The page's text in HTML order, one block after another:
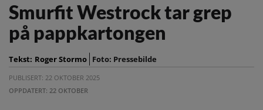
Smurfit Westrock tar grep
på pappkartongen
Tekst: Roger Stormo Foto: Pressebilde
PUBLISERT: 22 OKTOBER 2025
OPPDATERT: 22 OKTOBER